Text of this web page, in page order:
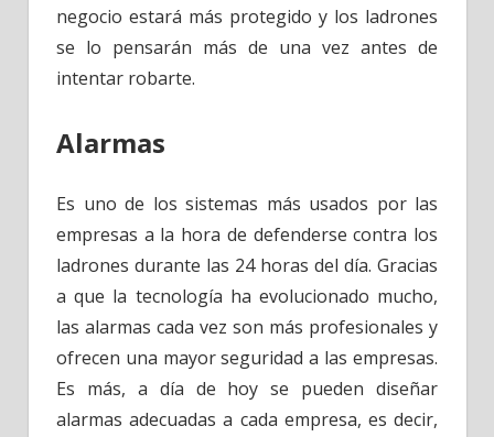
negocio estará más protegido y los ladrones
se lo pensarán más de una vez antes de
intentar robarte.
Alarmas
Es uno de los sistemas más usados por las
empresas a la hora de defenderse contra los
ladrones durante las 24 horas del día. Gracias
a que la tecnología ha evolucionado mucho,
las alarmas cada vez son más profesionales y
ofrecen una mayor seguridad a las empresas.
Es más, a día de hoy se pueden diseñar
alarmas adecuadas a cada empresa, es decir,